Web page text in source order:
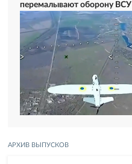
перемалывают оборону ВСУ
АРХИВ ВЫПУСКОВ